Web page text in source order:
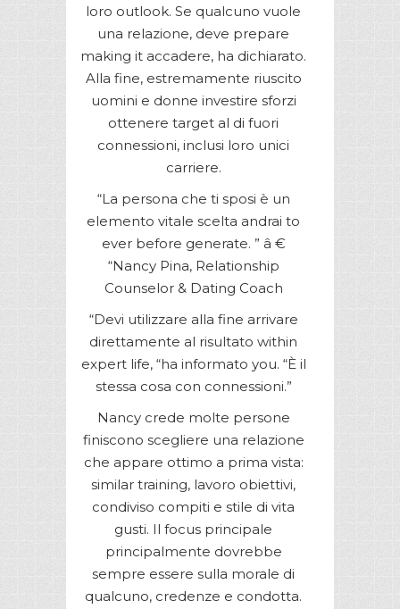
loro outlook. Se qualcuno vuole
una relazione, deve prepare
making it accadere, ha dichiarato.
Alla fine, estremamente riuscito
uomini e donne investire sforzi
ottenere target al di fuori
connessioni, inclusi loro unici
carriere.
“La persona che ti sposi è un
elemento vitale scelta andrai to
ever before generate. ” â €
“Nancy Pina, Relationship
Counselor & Dating Coach
“Devi utilizzare alla fine arrivare
direttamente al risultato within
expert life, “ha informato you. “È il
stessa cosa con connessioni.”
Nancy crede molte persone
finiscono scegliere una relazione
che appare ottimo a prima vista:
similar training, lavoro obiettivi,
condiviso compiti e stile di vita
gusti. Il focus principale
principalmente dovrebbe
sempre essere sulla morale di
qualcuno, credenze e condotta.